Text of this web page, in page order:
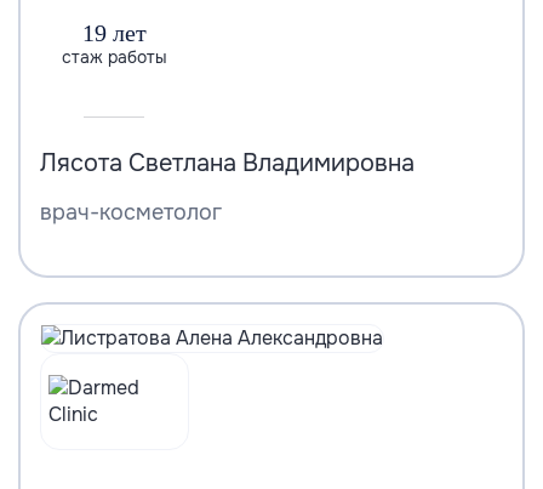
19 лет
стаж работы
Лясота Светлана Владимировна
врач-косметолог